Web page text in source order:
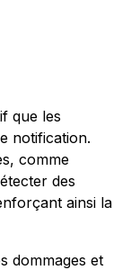
que les
notification.
comme
des
ainsi la
dommages et